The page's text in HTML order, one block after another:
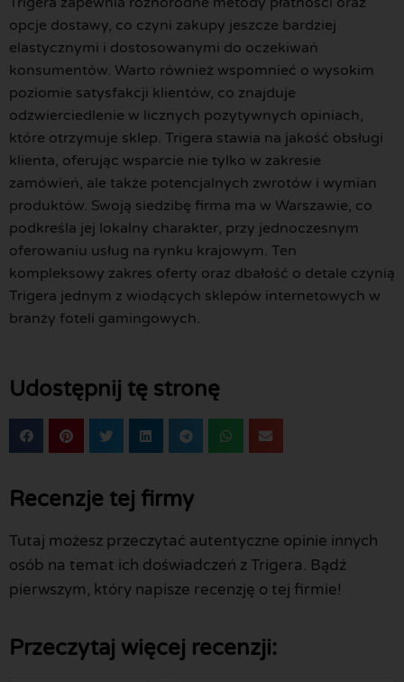
opcje dostawy, co czyni zakupy jeszcze bardziej
elastycznymi i dostosowanymi do oczekiwań
konsumentów. Warto również wspomnieć o wysokim
poziomie satysfakcji klientów, co znajduje
odzwierciedlenie w licznych pozytywnych opiniach,
które otrzymuje sklep. Trigera stawia na jakość obsługi
klienta, oferując wsparcie nie tylko w zakresie
zamówień, ale także potencjalnych zwrotów i wymian
produktów. Swoją siedzibę firma ma w Warszawie, co
podkreśla jej lokalny charakter, przy jednoczesnym
oferowaniu usług na rynku krajowym. Ten
kompleksowy zakres oferty oraz dbałość o detale czynią
Trigera jednym z wiodących sklepów internetowych w
branży foteli gamingowych.
Udostępnij tę stronę
Recenzje tej firmy
Tutaj możesz przeczytać autentyczne opinie innych
osób na temat ich doświadczeń z Trigera. Bądź
pierwszym, który napisze recenzję o tej firmie!
Przeczytaj więcej recenzji: